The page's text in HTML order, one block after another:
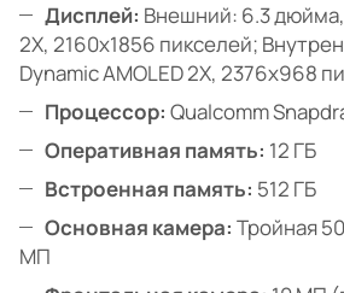
Дисплей: Внешний: 6.3 дюйма,
2X, 2160x1856 пикселей;
Dynamic AMOLED 2X, 2376x968
Процессор: Qualcomm
Оперативная память: 12 ГБ
Встроенная память: 512 ГБ
Основная камера: Тройная
МП